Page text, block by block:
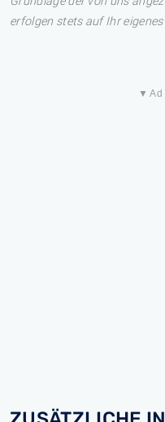
erfolgen stets auf Ihr
▼ Ad